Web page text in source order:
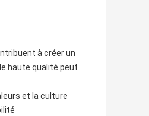
à créer un
haute qualité peut
et la culture